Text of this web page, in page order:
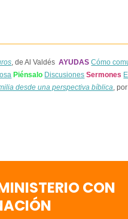
, de Al ValdésAYUDAS Cómo
Piénsalo Discusiones Sermones
desde una perspectiva bíblica,
CON